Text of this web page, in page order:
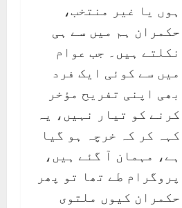
ہوں یا غیر منتخب،
حکمران ہم میں سے ہی
نکلتے ہیں۔ جب عوام
میں سے کوئی ایک فرد
بھی اپنی تفریح مؤخر
کرنے کو تیار نہیں، یہ
کہہ کر کہ خرچہ ہو گیا
ہے، مہمان آ گئے ہیں،
پروگرام طے تھا تو پھر
حکمران کیوں ملتوی